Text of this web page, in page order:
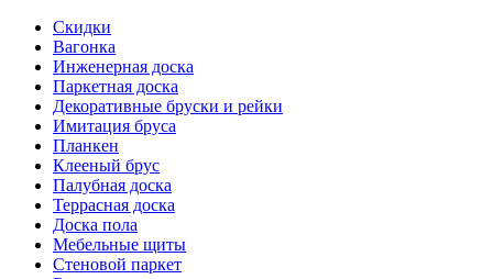
Скидки
Вагонка
Инженерная доска
Паркетная доска
Декоративные бруски и рейки
Имитация бруса
Планкен
Клееный брус
Палубная доска
Террасная доска
Доска пола
Мебельные щиты
Стеновой паркет